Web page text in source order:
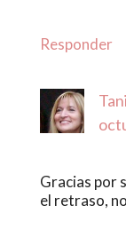
Responder
Gracias por
el retraso,